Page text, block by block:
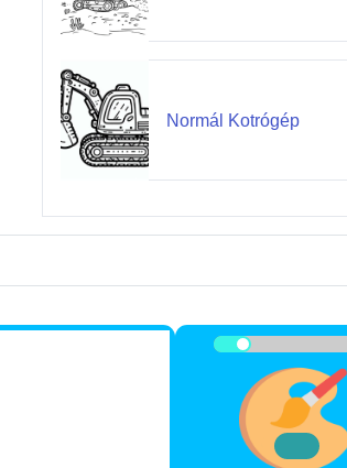
Normál Kotrógép